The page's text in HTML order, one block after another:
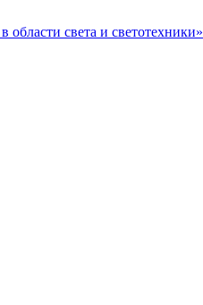
области света и светотехники»